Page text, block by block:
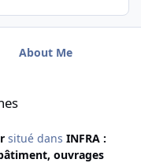
About Me
situé dans INFRA :
ouvrages